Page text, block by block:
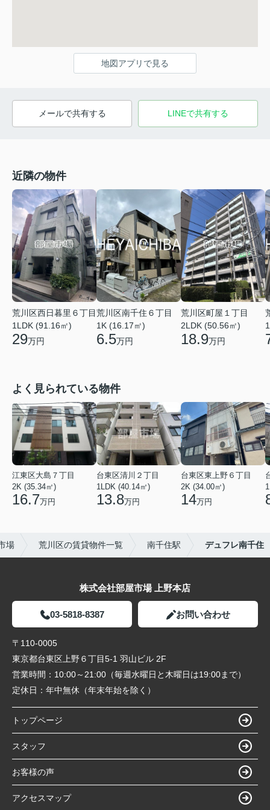
地図アプリで見る
メールで共有する LINEで共有する
近隣の物件
荒川区西日暮里６丁目
1LDK (91.16㎡)
29万円
荒川区南千住６丁目
1K (16.17㎡)
6.5万円
荒川区町屋１丁目
2LDK (50.56㎡)
18.9万円
よく見られている物件
江東区大島７丁目
2K (35.34㎡)
16.7万円
台東区清川２丁目
1LDK (40.14㎡)
13.8万円
台東区東上野６丁目
2K (34.00㎡)
14万円
場 荒川区の賃貸物件一覧 南千住駅 デュフレ南千住
株式会社部屋市場 上野本店
03-5818-8387 お問い合わせ
〒110-0005
東京都台東区上野６丁目5-1 羽山ビル 2F
営業時間： 10:00～21:00（毎週水曜日と木曜日は19:00まで）
定休日： 年中無休（年末年始を除く）
トップページ
スタッフ
お客様の声
アクセスマップ